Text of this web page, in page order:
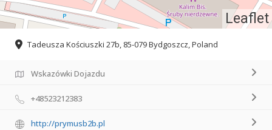
Leaflet
Tadeusza Kościuszki 27b, 85-079 Bydgoszcz, Poland
Wskazówki Dojazdu
+48523212383
http://prymusb2b.pl